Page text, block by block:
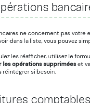
ne concernent pas votre
dans la liste, vous pouvez
les réafficher, utilisez le
les opérations suppriméeset
réintégrer si besoin.